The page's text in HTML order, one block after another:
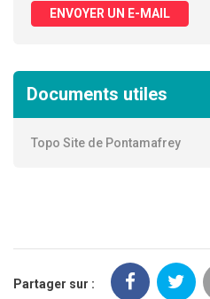
ENVOYER UN E-MAIL
Documents utiles
Topo Site de Pontamafrey
Partager sur :